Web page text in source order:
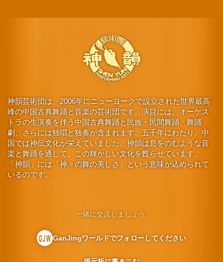
神韻芸術団は、2006年にニューヨークで設立された世界最高
峰の中国古典舞踊と音楽の芸術団です。演目には、オーケス
トラの生演奏を伴う中国古典舞踊と民族・民間舞踊、舞踊
劇、さらには独唱と独奏が含まれます。五千年にわたり、中
国では神伝文化が栄えていました。神韻は息をのむような音
楽と舞踊を通して、この輝かしい文化を甦らせています。
「神韻」には「神々の舞の美しさ」という意味が込められて
いるのです。
一緒に交流しましょう:
GanJingワールドでフォローしてください